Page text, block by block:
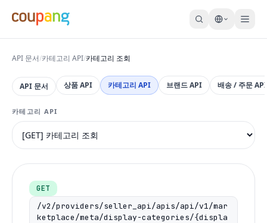
API 문서/카테고리 API/카테고리 조회
API 문서 상품 API 카테고리 API 브랜드 API 배송 / 주문 API
카테고리 API
GET
/v2/providers/seller_api/apis/api/v1/mar
ketplace/meta/display-categories/{displa